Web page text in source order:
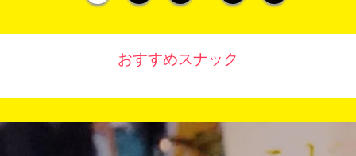
おすすめスナック